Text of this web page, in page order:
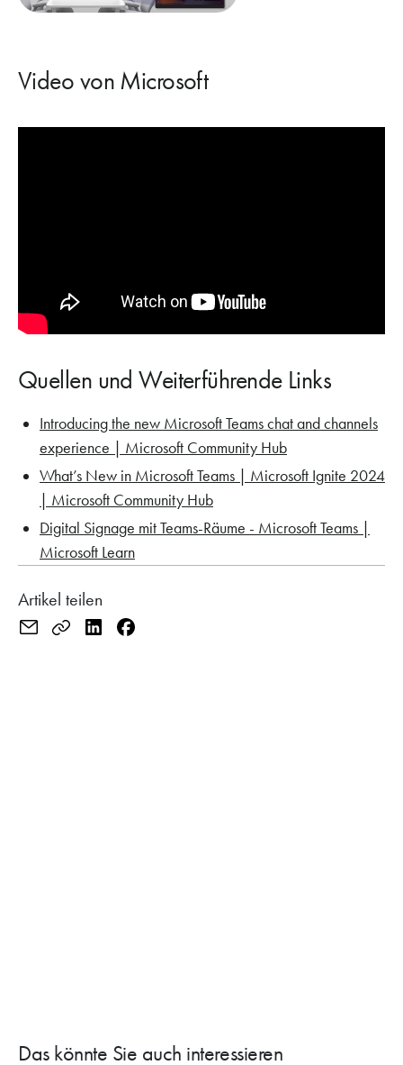
Video von Microsoft
Quellen und Weiterführende Links
Introducing the new Microsoft Teams chat and channels
experience | Microsoft Community Hub
What’s New in Microsoft Teams | Microsoft Ignite 2024
| Microsoft Community Hub
Digital Signage mit Teams-Räume - Microsoft Teams |
Microsoft Learn
Artikel teilen
Das könnte Sie auch interessieren